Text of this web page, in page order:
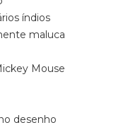
índios
maluca
Mouse
desenho